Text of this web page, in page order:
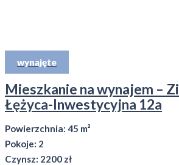
wynajęte
Mieszkanie na wynajem –
Łężyca-Inwestycyjna 12a
Powierzchnia: 45 m²
Pokoje: 2
Czynsz: 2200 zł